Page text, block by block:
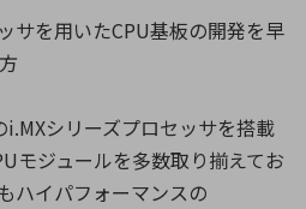
サを用いたCPU基板の開発を早
シリーズプロセッサを搭載
モジュールを多数取り揃えてお
ハイパフォーマンスの